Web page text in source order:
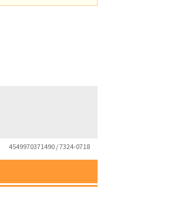
4549970371490 / 7324-0718